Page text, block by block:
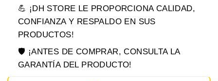
💪 ¡DH STORE LE PROPORCIONA CALIDAD,
CONFIANZA Y RESPALDO EN SUS
PRODUCTOS!
🛡️ ¡ANTES DE COMPRAR, CONSULTA LA
GARANTÍA DEL PRODUCTO!